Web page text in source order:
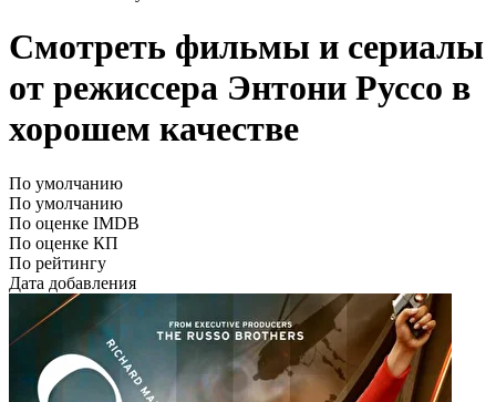
Смотреть фильмы и сериалы
от режиссера Энтони Руссо в
хорошем качестве
По умолчанию
По умолчанию
По оценке IMDB
По оценке КП
По рейтингу
Дата добавления